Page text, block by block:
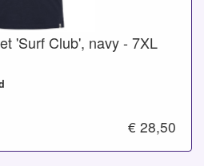
'Surf Club', navy - 7XL
€ 28,50